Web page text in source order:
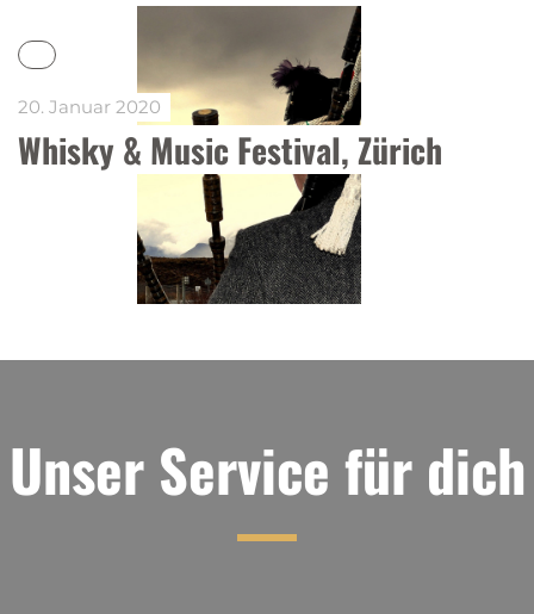
Whisky & Music Festival, Zürich
20. Januar 2020
Unser Service für dich